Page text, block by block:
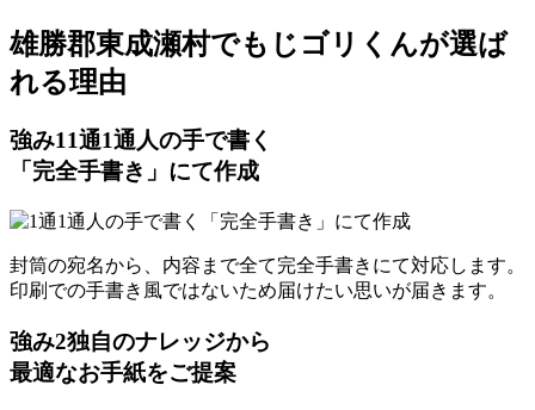
雄勝郡東成瀬村でもじゴリくんが選ば
れる理由
強み11通1通人の手で書く
「完全手書き」にて作成
封筒の宛名から、内容まで全て完全手書きにて対応します。
印刷での手書き風ではないため届けたい思いが届きます。
強み2独自のナレッジから
最適なお手紙をご提案